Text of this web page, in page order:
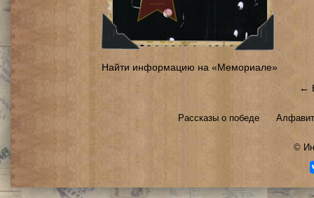
Найти информацию на «Мемориале»
←
Рассказы о победе
©